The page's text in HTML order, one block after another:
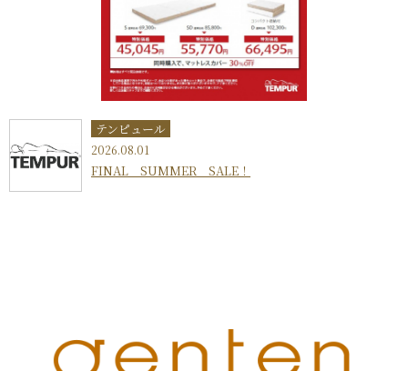
テンピュール
2026.08.01
FINAL SUMMER SALE！